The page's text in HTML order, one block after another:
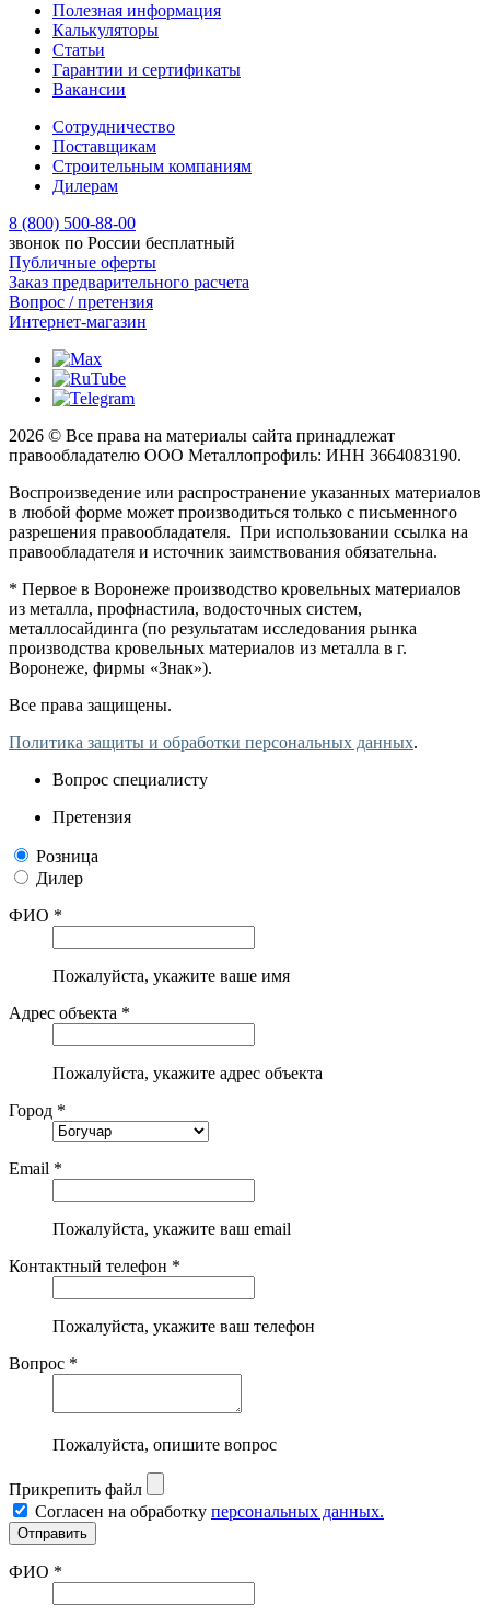
Полезная информация
Калькуляторы
Статьи
Гарантии и сертификаты
Вакансии
Сотрудничество
Поставщикам
Строительным компаниям
Дилерам
8 (800) 500-88-00
звонок по России бесплатный
Публичные оферты
Заказ предварительного расчета
Вопрос / претензия
Интернет-магазин
2026 © Все права на материалы сайта принадлежат
правообладателю ООО Металлопрофиль: ИНН 3664083190.
Воспроизведение или распространение указанных материалов
в любой форме может производиться только с письменного
разрешения правообладателя. При использовании ссылка на
правообладателя и источник заимствования обязательна.
* Первое в Воронеже производство кровельных материалов
из металла, профнастила, водосточных систем,
металлосайдинга (по результатам исследования рынка
производства кровельных материалов из металла в г.
Воронеже, фирмы «Знак»).
Все права защищены.
Политика защиты и обработки персональных данных.
Вопрос специалисту
Претензия
Розница
Дилер
ФИО *
Пожалуйста, укажите ваше имя
Адрес объекта *
Пожалуйста, укажите адрес объекта
Город *
Email *
Пожалуйста, укажите ваш email
Контактный телефон *
Пожалуйста, укажите ваш телефон
Вопрос *
Пожалуйста, опишите вопрос
Прикрепить файл
Согласен на обработку персональных данных.
ФИО *